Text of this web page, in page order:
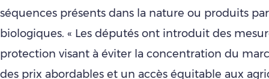
séquences présents dans la nature ou produits
biologiques. « Les députés ont introduit des
protection visant à éviter la concentration du
des prix abordables et un accès équitable aux